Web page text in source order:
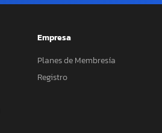
Empresa
Planes de Membresía
Registro